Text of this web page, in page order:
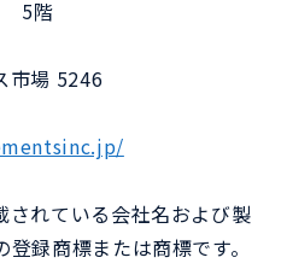
5階
市場 5246
れている会社名および製
録商標または商標です。